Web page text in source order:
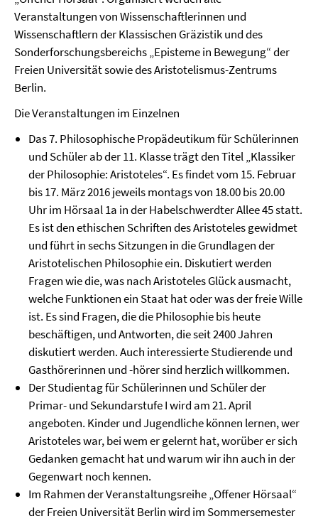
Veranstaltungen von Wissenschaftlerinnen und
Wissenschaftlern der Klassischen Gräzistik und des
Sonderforschungsbereichs „Episteme in Bewegung“ der
Freien Universität sowie des Aristotelismus-Zentrums
Berlin.
Die Veranstaltungen im Einzelnen
Das 7. Philosophische Propädeutikum für Schülerinnen
und Schüler ab der 11. Klasse trägt den Titel „Klassiker
der Philosophie: Aristoteles“. Es findet vom 15. Februar
bis 17. März 2016 jeweils montags von 18.00 bis 20.00
Uhr im Hörsaal 1a in der Habelschwerdter Allee 45 statt.
Es ist den ethischen Schriften des Aristoteles gewidmet
und führt in sechs Sitzungen in die Grundlagen der
Aristotelischen Philosophie ein. Diskutiert werden
Fragen wie die, was nach Aristoteles Glück ausmacht,
welche Funktionen ein Staat hat oder was der freie Wille
ist. Es sind Fragen, die die Philosophie bis heute
beschäftigen, und Antworten, die seit 2400 Jahren
diskutiert werden. Auch interessierte Studierende und
Gasthörerinnen und -hörer sind herzlich willkommen.
Der Studientag für Schülerinnen und Schüler der
Primar- und Sekundarstufe I wird am 21. April
angeboten. Kinder und Jugendliche können lernen, wer
Aristoteles war, bei wem er gelernt hat, worüber er sich
Gedanken gemacht hat und warum wir ihn auch in der
Gegenwart noch kennen.
Im Rahmen der Veranstaltungsreihe „Offener Hörsaal“
der Freien Universität Berlin wird im Sommersemester